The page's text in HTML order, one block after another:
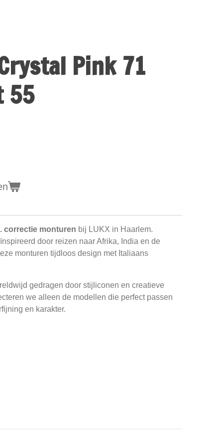
Pink 71
55
correctie monturen bij LUKX in Haarlem.
door reizen naar Afrika, India en de
monturen tijdloos design met Italiaans
gedragen door stijliconen en creatieve
we alleen de modellen die perfect passen
en karakter.